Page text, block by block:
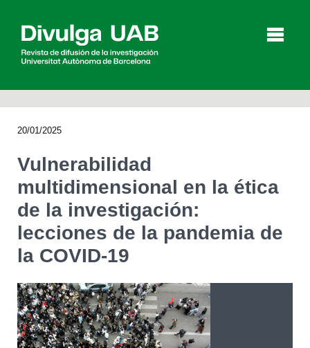
Agenda
English
BUSCAR
20/01/2025
Vulnerabilidad
multidimensional en la ética
de la investigación:
lecciones de la pandemia de
la COVID-19